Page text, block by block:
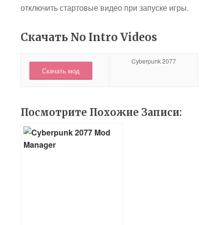
отключить стартовые видео при запуске игры.
Скачать No Intro Videos
Скачать мод
Cyberpunk 2077
Посмотрите Похожие Записи: